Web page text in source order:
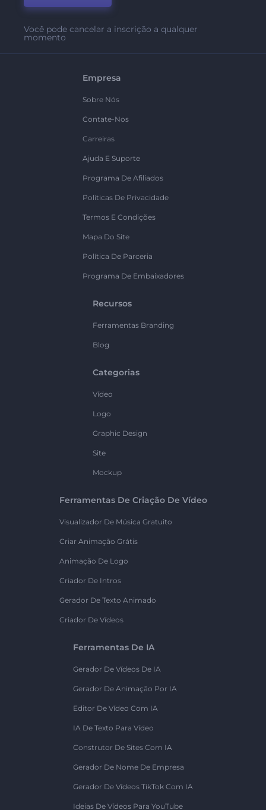
Você pode cancelar a inscrição a qualquer
momento
Empresa
Sobre Nós
Contate-Nos
Carreiras
Ajuda E Suporte
Programa De Afiliados
Políticas De Privacidade
Termos E Condições
Mapa Do Site
Política De Parceria
Programa De Embaixadores
Recursos
Ferramentas Branding
Blog
Categorias
Vídeo
Logo
Graphic Design
Site
Mockup
Ferramentas De Criação De Vídeo
Visualizador De Música Gratuito
Criar Animação Grátis
Animação De Logo
Criador De Intros
Gerador De Texto Animado
Criador De Vídeos
Ferramentas De IA
Gerador De Vídeos De IA
Gerador De Animação Por IA
Editor De Vídeo Com IA
IA De Texto Para Vídeo
Construtor De Sites Com IA
Gerador De Nome De Empresa
Gerador De Vídeos TikTok Com IA
Ideias De Vídeos Para YouTube